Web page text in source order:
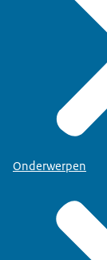
Onderwerpen